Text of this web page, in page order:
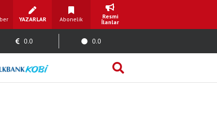
YAZARLAR Abonelik
Resmi
İlanlar
0.0 0.0